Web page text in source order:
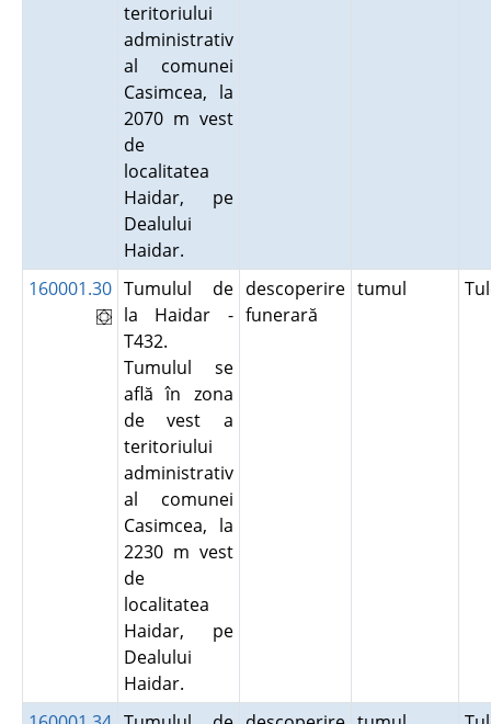
teritoriului
administrativ
al comunei
Casimcea, la
2070 m vest
de
localitatea
Haidar, pe
Dealului
Haidar.
160001.30 Tumulul de
la Haidar -
T432.
Tumulul se
află în zona
de vest a
teritoriului
administrativ
al comunei
Casimcea, la
2230 m vest
de
localitatea
Haidar, pe
Dealului
Haidar.
descoperire
funerară
tumul